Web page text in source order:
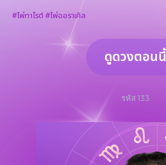
#ไพ่ทาโรต์#ไพ่ออราเคิล
ดูดวงตอนนี้
รหัส 133